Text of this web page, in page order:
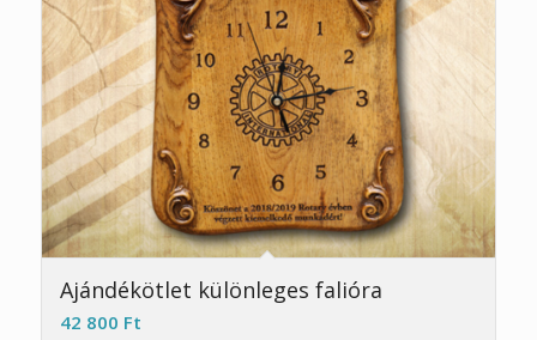
Ajándékötlet különleges falióra
42 800 Ft